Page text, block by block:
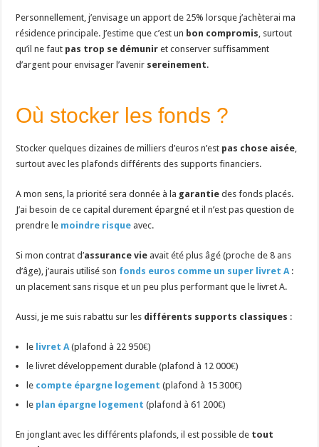
Personnellement, j’envisage un apport de 25% lorsque j’achèterai ma
résidence principale. J’estime que c’est un bon compromis, surtout
qu’il ne faut pas trop se démunir et conserver suffisamment
d’argent pour envisager l’avenir sereinement.
Où stocker les fonds ?
Stocker quelques dizaines de milliers d’euros n’est pas chose aisée,
surtout avec les plafonds différents des supports financiers.
A mon sens, la priorité sera donnée à la garantie des fonds placés.
J’ai besoin de ce capital durement épargné et il n’est pas question de
prendre le moindre risque avec.
Si mon contrat d’assurance vie avait été plus âgé (proche de 8 ans
d’âge), j’aurais utilisé son fonds euros comme un super livret A:
un placement sans risque et un peu plus performant que le livret A.
Aussi, je me suis rabattu sur les différents supports classiques :
le livret A(plafond à 22 950€)
le livret développement durable (plafond à 12 000€)
le compte épargne logement (plafond à 15 300€)
le plan épargne logement (plafond à 61 200€)
En jonglant avec les différents plafonds, il est possible de tout